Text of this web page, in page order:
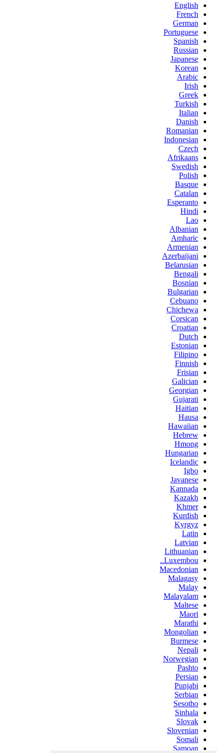
English
French
German
Portuguese
Spanish
Russian
Japanese
Korean
Arabic
Irish
Greek
Turkish
Italian
Danish
Romanian
Indonesian
Czech
Afrikaans
Swedish
Polish
Basque
Catalan
Esperanto
Hindi
Lao
Albanian
Amharic
Armenian
Azerbaijani
Belarusian
Bengali
Bosnian
Bulgarian
Cebuano
Chichewa
Corsican
Croatian
Dutch
Estonian
Filipino
Finnish
Frisian
Galician
Georgian
Gujarati
Haitian
Hausa
Hawaiian
Hebrew
Hmong
Hungarian
Icelandic
Igbo
Javanese
Kannada
Kazakh
Khmer
Kurdish
Kyrgyz
Latin
Latvian
Lithuanian
Luxembou..
Macedonian
Malagasy
Malay
Malayalam
Maltese
Maori
Marathi
Mongolian
Burmese
Nepali
Norwegian
Pashto
Persian
Punjabi
Serbian
Sesotho
Sinhala
Slovak
Slovenian
Somali
Samoan